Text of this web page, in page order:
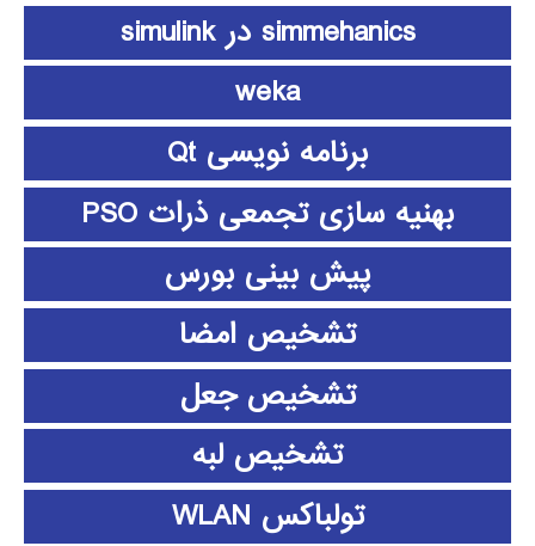
simmehanics در simulink
weka
برنامه نویسی Qt
بهنیه سازی تجمعی ذرات PSO
پیش بینی بورس
تشخیص امضا
تشخیص جعل
تشخیص لبه
تولباکس WLAN